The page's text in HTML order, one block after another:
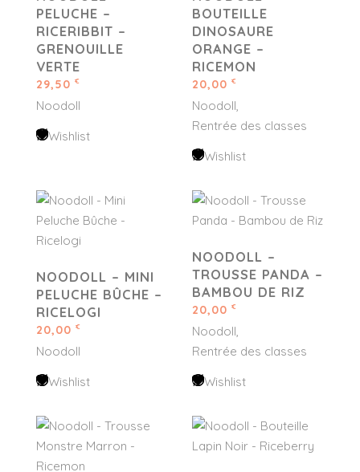
PELUCHE –
RICERIBBIT –
GRENOUILLE
VERTE
29,50 €
Noodoll
Wishlist
BOUTEILLE
DINOSAURE
ORANGE –
RICEMON
20,00 €
Noodoll
Rentrée des classes
Wishlist
NOODOLL – MINI
PELUCHE BÛCHE –
RICELOGI
20,00 €
Noodoll
Wishlist
NOODOLL –
TROUSSE PANDA –
BAMBOU DE RIZ
20,00 €
Noodoll
Rentrée des classes
Wishlist